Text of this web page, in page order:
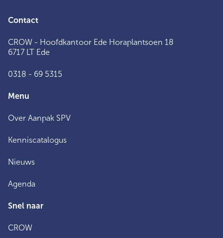
Contact
CROW - Hoofdkantoor Ede Horaplantsoen 18
6717 LT Ede
0318 - 69 5315
Menu
Over Aanpak SPV
Kenniscatalogus
Nieuws
Agenda
Snel naar
CROW